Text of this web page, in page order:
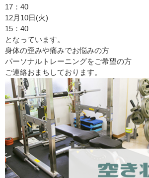
17：40
12月10日(火)
15：40
となっています。
身体の歪みや痛みでお悩みの方
パーソナルトレーニングをご希望の方
ご連絡おまちしております。